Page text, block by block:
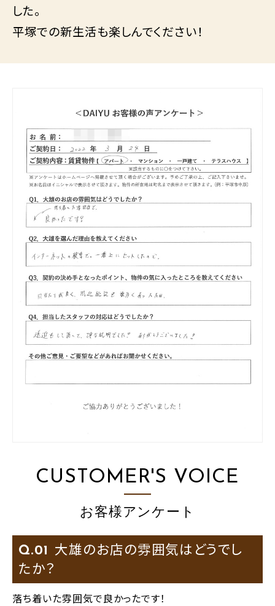
した。
平塚での新生活も楽しんでください！
CUSTOMER'S VOICE
お客様アンケート
Q.
大雄のお店の雰囲気はどうでし
たか？
落ち着いた雰囲気で良かったです！